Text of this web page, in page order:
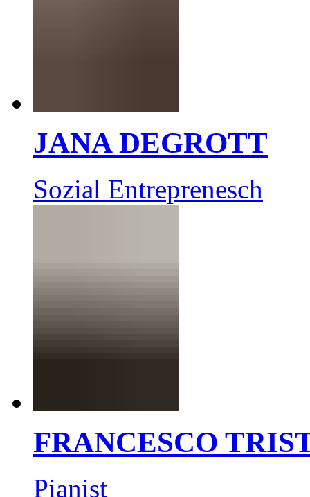
JANA DEGROTT
Sozial Entreprenesch
FRANCESCO
Pianist